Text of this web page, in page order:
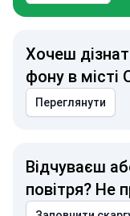
Хочеш
фону в місті
Переглянути
Відчуваєш
повітря? Не